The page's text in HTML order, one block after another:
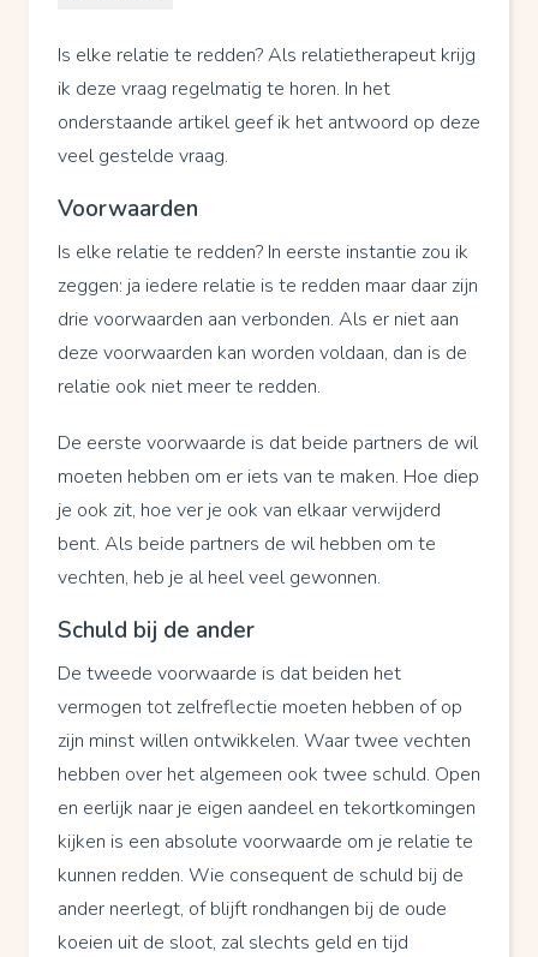
Is elke relatie te redden? Als relatietherapeut krijg
ik deze vraag regelmatig te horen. In het
onderstaande artikel geef ik het antwoord op deze
veel gestelde vraag.
Voorwaarden
Is elke relatie te redden? In eerste instantie zou ik
zeggen: ja iedere relatie is te redden maar daar zijn
drie voorwaarden aan verbonden. Als er niet aan
deze voorwaarden kan worden voldaan, dan is de
relatie ook niet meer te redden.
De eerste voorwaarde is dat beide partners de wil
moeten hebben om er iets van te maken. Hoe diep
je ook zit, hoe ver je ook van elkaar verwijderd
bent. Als beide partners de wil hebben om te
vechten, heb je al heel veel gewonnen.
Schuld bij de ander
De tweede voorwaarde is dat beiden het
vermogen tot zelfreflectie moeten hebben of op
zijn minst willen ontwikkelen. Waar twee vechten
hebben over het algemeen ook twee schuld. Open
en eerlijk naar je eigen aandeel en tekortkomingen
kijken is een absolute voorwaarde om je relatie te
kunnen redden. Wie consequent de schuld bij de
ander neerlegt, of blijft rondhangen bij de oude
koeien uit de sloot, zal slechts geld en tijd